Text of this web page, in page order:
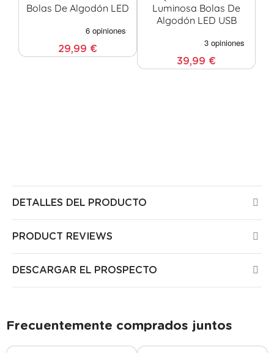
Bolas De Algodón LED
29,99 €
Luminosa Bolas De
Algodón LED USB
39,99 €
DETALLES DEL PRODUCTO
PRODUCT REVIEWS
DESCARGAR EL PROSPECTO
Frecuentemente comprados juntos